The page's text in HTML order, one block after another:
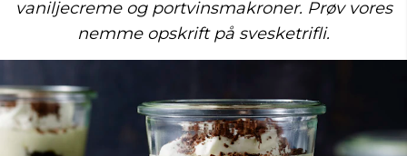
vaniljecreme og portvinsmakroner. Prøv vores
nemme opskrift på svesketrifli.